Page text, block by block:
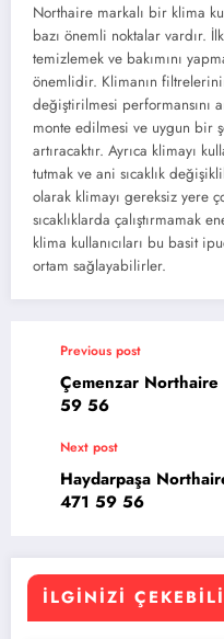
Northaire markalı bir klima
bazı önemli noktalar vardır.
temizlemek ve bakımını
önemlidir. Klimanın
değiştirilmesi performansını
monte edilmesi ve uygun bir
artıracaktır. Ayrıca klimayı
tutmak ve ani sıcaklık
olarak klimayı gereksiz yere
sıcaklıklarda çalıştırmamak
klima kullanıcıları bu basit
ortam sağlayabilirler.
Previous post
Çemenzar
59 56
Next post
Haydarpaşa
471 59 56
İLGINIZI